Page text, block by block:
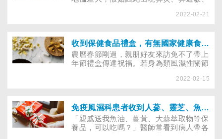
不妨透過好料理的藥膳及穴位按摩，改善
2022-02-21
收到保健食品禮盒，有無國家健康食品認證到哪查詢？
農曆春節剛過，親朋好友來訪免不了帶上
年節禮盒傳達祝福。若身為類風濕性關節
對各式宣稱能強身保健的健康禮盒，如滴
是否有衛福部查驗許可的「健康食品」認
證？
2022-02-15
免疫風濕科患者收到人蔘、靈芝、魚油、薑黃等補品能吃嗎？
「親戚送我魚油、薑黃、大蒜萃取物等保
養品，可以吃嗎？」醫師常看到病人帶各